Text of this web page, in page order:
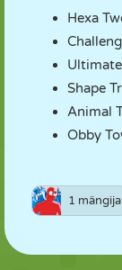
Hexa
Shape
Animal
Obby
1 mängija